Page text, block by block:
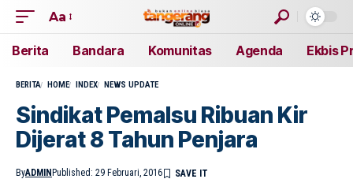
Aa
Berita Bandara Komunitas Agenda Ekbis
BERITA HOME INDEX NEWS UPDATE
Sindikat Pemalsu Ribuan Kir
Dijerat 8 Tahun Penjara
ByADMIN Published: 29 Februari, 2016